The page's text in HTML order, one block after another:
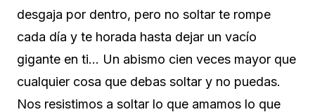
desgaja por dentro, pero no soltar te rompe
cada día y te horada hasta dejar un vacío
gigante en ti… Un abismo cien veces mayor que
cualquier cosa que debas soltar y no puedas.
Nos resistimos a soltar lo que amamos lo que